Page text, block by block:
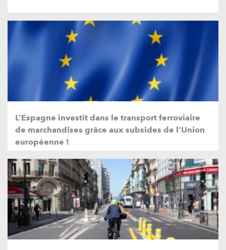
L’Espagne investit dans le transport ferroviaire
de marchandises grâce aux subsides de l’Union
européenne !